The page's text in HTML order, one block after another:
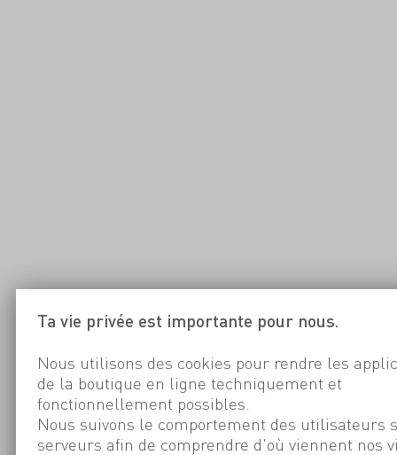
Ta vie privée est importante pour nous.
Nous utilisons des cookies pour rendre les
de la boutique en ligne techniquement et
fonctionnellement possibles.
Nous suivons le comportement des utilisateurs
serveurs afin de comprendre d'où viennent nos